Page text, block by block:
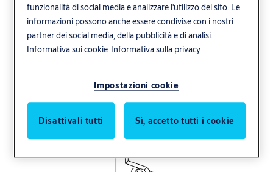
funzionalità di social media e analizzare l'utilizzo del sito. Le
informazioni possono anche essere condivise con i nostri
partner dei social media, della pubblicità e di analisi.
Informativa sui cookie Informativa sulla privacy
Impostazioni cookie
Disattivali tutti Sì, accetto tutti i cookie